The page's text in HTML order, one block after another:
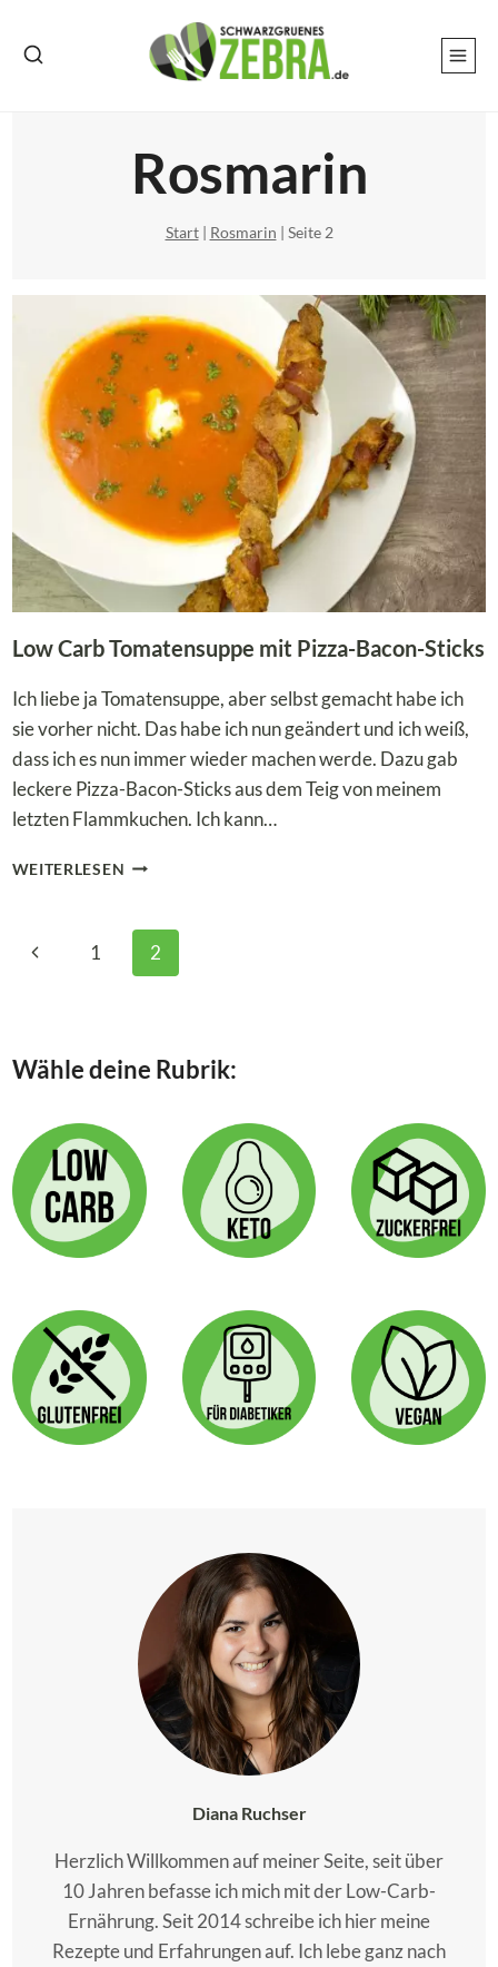
Inhalt
Rosmarin
Start| Rosmarin | Seite 2
Low Carb Tomatensuppe mit Pizza-Bacon-Sticks
Ich liebe ja Tomatensuppe, aber selbst gemacht habe ich
sie vorher nicht. Das habe ich nun geändert und ich weiß,
dass ich es nun immer wieder machen werde. Dazu gab
leckere Pizza-Bacon-Sticks aus dem Teig von meinem
letzten Flammkuchen. Ich kann…
WEITERLESEN LOW
MIT
PIZZA-
BACON-
Seitennavigation
Vorherige1 2
Wähle deine Rubrik:
Diana Ruchser
Herzlich Willkommen auf meiner Seite, seit über
10 Jahren befasse ich mich mit der Low-Carb-
Ernährung. Seit 2014 schreibe ich hier meine
Rezepte und Erfahrungen auf. Ich lebe ganz nach